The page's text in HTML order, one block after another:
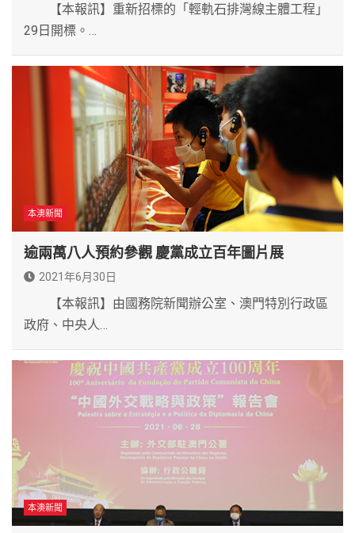
【本報訊】重新招標的「輕軌石排灣線主體工程」
29日開標。…
本澳新聞
逾兩萬八人預約參觀 慶黨成立百年圖片展
2021年6月30日
【本報訊】由國務院新聞辦公室、澳門特別行政區
政府、中央人…
本澳新聞